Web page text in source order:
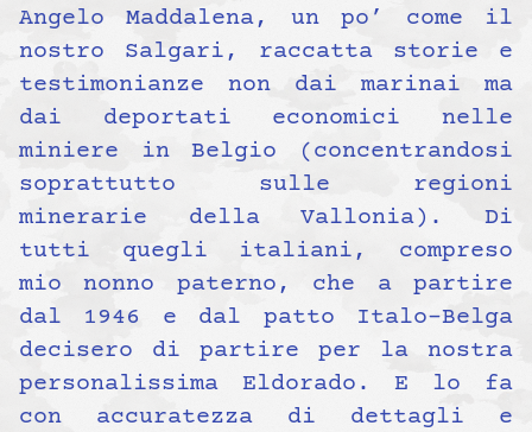
Angelo Maddalena, un po’ come il
nostro Salgari, raccatta storie e
testimonianze non dai marinai ma
dai deportati economici nelle
miniere in Belgio (concentrandosi
soprattutto sulle regioni
minerarie della Vallonia). Di
tutti quegli italiani, compreso
mio nonno paterno, che a partire
dal 1946 e dal patto Italo-Belga
decisero di partire per la nostra
personalissima Eldorado. E lo fa
con accuratezza di dettagli e